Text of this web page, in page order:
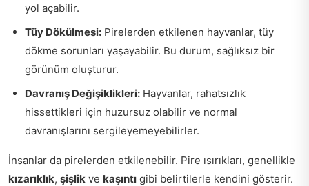
yol açabilir.
Tüy Dökülmesi: Pirelerden etkilenen hayvanlar, tüy
dökme sorunları yaşayabilir. Bu durum, sağlıksız bir
görünüm oluşturur.
Davranış Değişiklikleri: Hayvanlar, rahatsızlık
hissettikleri için huzursuz olabilir ve normal
davranışlarını sergileyemeyebilirler.
İnsanlar da pirelerden etkilenebilir. Pire ısırıkları, genellikle
kızarıklık, şişlik ve kaşıntı gibi belirtilerle kendini gösterir.